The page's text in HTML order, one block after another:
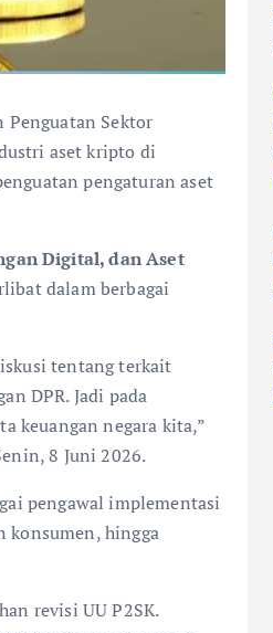
Penguatan Sektor
aset kripto di
pengaturan aset
Digital, dan Aset
dalam berbagai
tentang terkait
DPR. Jadi pada
keuangan negara kita,”
8 Juni 2026.
pengawal implementasi
konsumen, hingga
revisi UU P2SK.